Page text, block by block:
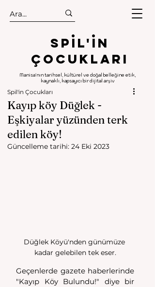
.
.
Spıl'in
Çocukları
Manisa'nın tarihsel, kültürel ve doğal belleğine etik,
kaynaklı, kapsayıcı bir dijital arşiv
Kayıp köy Düğlek -
Eşkiyalar yüzünden terk
edilen köy!
Spil'in Çocukları
Güncelleme tarihi: 24 Eki 2023
Düğlek Köyü'nden günümüze
kadar gelebilen tek eser.
Geçenlerde gazete haberlerinde
"Kayıp Köy Bulundu!" diye bir